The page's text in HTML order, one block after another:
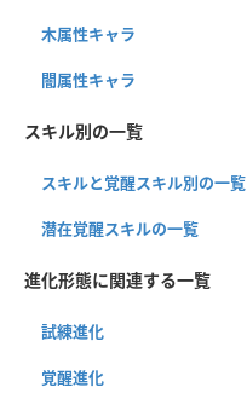
木属性キャラ
闇属性キャラ
スキル別の一覧
スキルと覚醒スキル別の一覧
潜在覚醒スキルの一覧
進化形態に関連する一覧
試練進化
覚醒進化